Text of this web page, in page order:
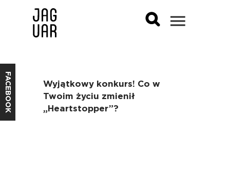
Wyjątkowy konkurs! Co w
Twoim życiu zmienił
„Heartstopper”?
FACEBOOK